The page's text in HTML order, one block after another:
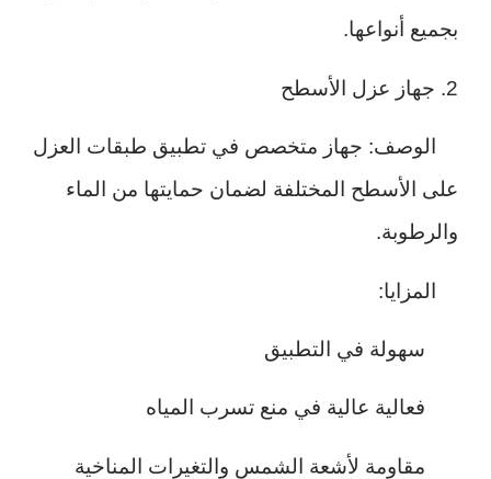
بجميع أنواعها.
2. جهاز عزل الأسطح
الوصف: جهاز متخصص في تطبيق طبقات العزل
على الأسطح المختلفة لضمان حمايتها من الماء
والرطوبة.
المزايا:
سهولة في التطبيق
فعالية عالية في منع تسرب المياه
مقاومة لأشعة الشمس والتغيرات المناخية